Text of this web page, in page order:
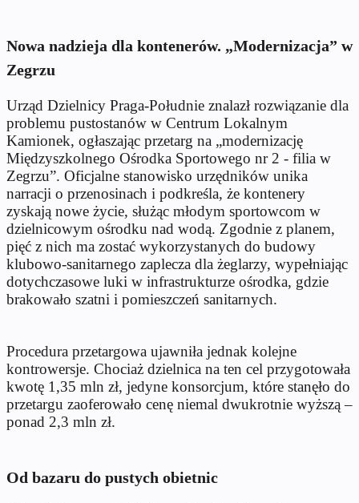
Nowa nadzieja dla kontenerów. „Modernizacja” w
Zegrzu
Urząd Dzielnicy Praga-Południe znalazł rozwiązanie dla
problemu pustostanów w Centrum Lokalnym
Kamionek, ogłaszając przetarg na „modernizację
Międzyszkolnego Ośrodka Sportowego nr 2 - filia w
Zegrzu”. Oficjalne stanowisko urzędników unika
narracji o przenosinach i podkreśla, że kontenery
zyskają nowe życie, służąc młodym sportowcom w
dzielnicowym ośrodku nad wodą. Zgodnie z planem,
pięć z nich ma zostać wykorzystanych do budowy
klubowo-sanitarnego zaplecza dla żeglarzy, wypełniając
dotychczasowe luki w infrastrukturze ośrodka, gdzie
brakowało szatni i pomieszczeń sanitarnych.
Procedura przetargowa ujawniła jednak kolejne
kontrowersje. Chociaż dzielnica na ten cel przygotowała
kwotę 1,35 mln zł, jedyne konsorcjum, które stanęło do
przetargu zaoferowało cenę niemal dwukrotnie wyższą –
ponad 2,3 mln zł.
Od bazaru do pustych obietnic